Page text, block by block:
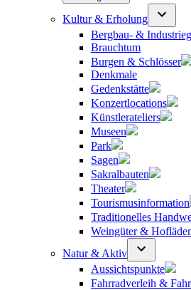
Kultur & Erholung
Bergbau- &
Brauchtum
Burgen & Schlösser
Denkmale
Gedenkstätte
Konzertlocations
Künstlerateliers
Museen
Park
Sagen
Sakralbauten
Theater
Tourismusinformation
Traditionelles
Weingüter &
Natur & Aktiv
Aussichtspunkte
Fahrradverleih &